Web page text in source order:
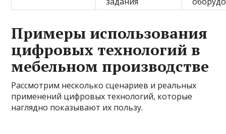
Примеры использования
цифровых технологий в
мебельном производстве
Рассмотрим несколько сценариев и реальных
применений цифровых технологий, которые
наглядно показывают их пользу.